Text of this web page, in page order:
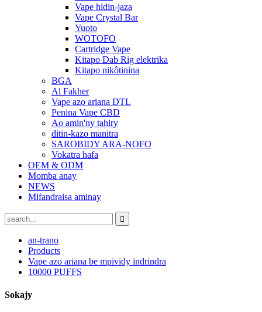
Vape hidin-jaza
Vape Crystal Bar
Yuoto
WOTOFO
Cartridge Vape
Kitapo Dab Rig elektrika
Kitapo nikôtinina
BGA
Al Fakher
Vape azo ariana DTL
Penina Vape CBD
Ao amin'ny tahiry
ditin-kazo manitra
SAROBIDY ARA-NOFO
Vokatra hafa
OEM & ODM
Momba anay
NEWS
Mifandraisa aminay
an-trano
Products
Vape azo ariana be mpividy indrindra
10000 PUFFS
Sokajy